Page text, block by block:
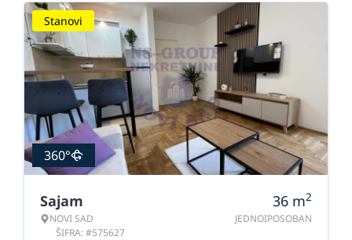
Stanovi
360°
Sajam
NOVI SAD
ŠIFRA: #575627
36 m2
JEDNOIPOSOBAN